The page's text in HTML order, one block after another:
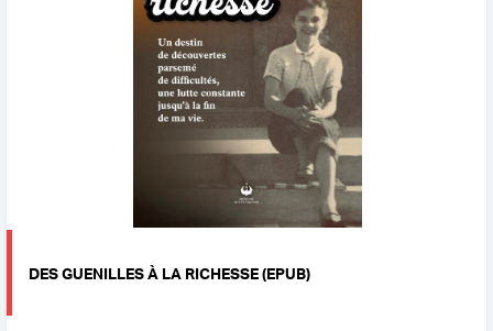
DES GUENILLES À LA RICHESSE (EPUB)